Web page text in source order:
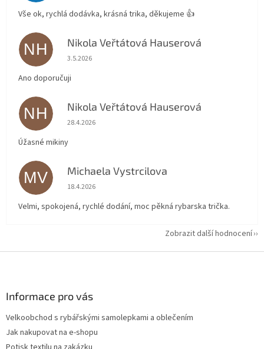
Vše ok, rychlá dodávka, krásná trika, děkujeme 👍
NH Nikola Veřtátová Hauserová
Hodnocení obchodu je 5 z 5 hvězdiček.
3.5.2026
Ano doporučuji
NH Nikola Veřtátová Hauserová
Hodnocení obchodu je 5 z 5 hvězdiček.
28.4.2026
Úžasné mikiny
MV Michaela Vystrcilova
Hodnocení obchodu je 5 z 5 hvězdiček.
18.4.2026
Velmi, spokojená, rychlé dodání, moc pěkná rybarska trička.
Zobrazit další hodnocení
Informace pro vás
Velkoobchod s rybářskými samolepkami a oblečením
Jak nakupovat na e-shopu